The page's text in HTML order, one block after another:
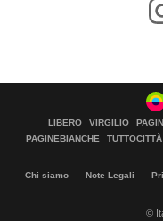
LIBERO VIRGILIO
PAGINEBIANCHE
TUTTOCITTÀ
Chi siamo Note Legali
©